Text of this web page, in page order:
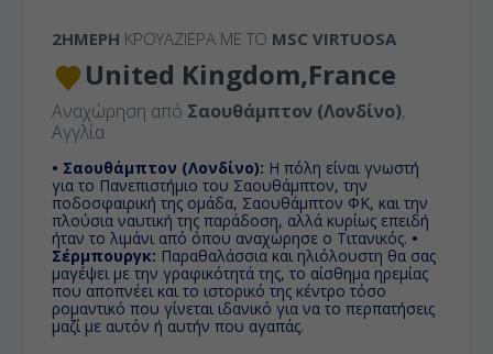
2ΉΜΕΡΗ ΚΡΟΥΑΖΙΕΡΑ ΜΕ ΤΟ MSC VIRTUOSA
United Kingdom,France
Αναχώρηση από Σαουθάμπτον (Λονδίνο),
Αγγλία
• Σαουθάμπτον (Λονδίνο): H πόλη είναι γνωστή
για το Πανεπιστήμιο του Σαουθάμπτον, την
ποδοσφαιρική της ομάδα, Σαουθάμπτον ΦΚ, και την
πλούσια ναυτική της παράδοση, αλλά κυρίως επειδή
ήταν το λιμάνι από όπου αναχώρησε ο Τιτανικός. •
Σέρμπουργκ: Παραθαλάσσια και ηλιόλουστη θα σας
μαγέψει με την γραφικότητά της, το αίσθημα ηρεμίας
που αποπνέει και το ιστορικό της κέντρο τόσο
ρομαντικό που γίνεται ιδανικό για να το περπατήσεις
μαζί με αυτόν ή αυτήν που αγαπάς.